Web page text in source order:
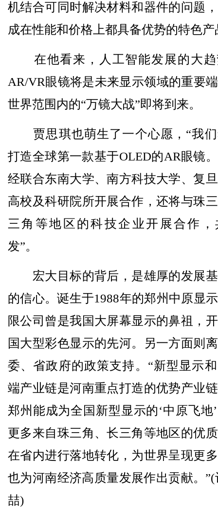
机结合可同时解决材料和器件的问题
成在性能和价格上都具备优势的特色产
在他看来，人工智能发展的大趋
AR/VR眼镜将是未来显示领域的重要
世界范围内的“万镜大战”即将到来。
贾思琪也萌生了一个心愿，“我们
打造全球第一款基于OLED的AR眼镜
经联合东南大学、南方科技大学、复
高校及科研院所开展合作，还将与珠
三角等地区的科技企业开展合作，
发”。
宏大目标的背后，是雄厚的发展
的信心。诞生于1988年的郑州中原显
限公司曾是我国大屏幕显示的鼻祖，
国大型彩色显示的先河。另一方面则
委、省政府的政策支持。“新型显示
端产业链是河南重点打造的优势产业
郑州能成为全国新型显示的‘中原飞地
更多来自珠三角、长三角等地区的优
在省内进行落地转化，为世界呈现更
也为河南经济高质量发展作出贡献。”(
喆)